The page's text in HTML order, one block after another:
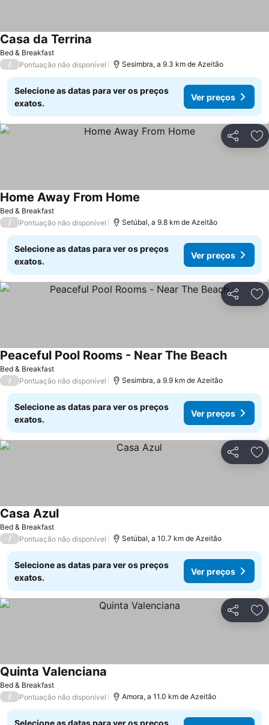
Bed & Breakfast
Casa da Terrina
/ Pontuação não disponível Sesimbra, a 9.3 km de Azeitão
Selecione as datas para ver os preços
exatos.
Ver preços
Partilhar
Bed & Breakfast
Home Away From Home
/ Pontuação não disponível Setúbal, a 9.8 km de Azeitão
Selecione as datas para ver os preços
exatos.
Ver preços
Partilhar
Bed & Breakfast
Peaceful Pool Rooms - Near The BeachVer
/ Pontuação não disponível Sesimbra, a 9.9 km de Azeitão
Selecione as datas para ver os preços
exatos.
Ver preços
Partilhar
Bed & Breakfast
Casa AzulVer preços
/ Pontuação não disponível Setúbal, a 10.7 km de Azeitão
Selecione as datas para ver os preços
exatos.
Ver preços
Partilhar
Bed & Breakfast
Quinta Valenciana
/ Pontuação não disponível Amora, a 11.0 km de Azeitão
Selecione as datas para ver os preços